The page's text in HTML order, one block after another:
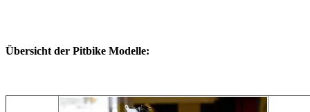
Übersicht der Pitbike Modelle: